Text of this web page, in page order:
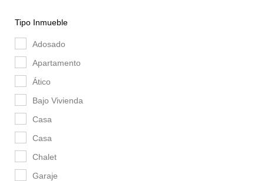
Tipo Inmueble
Adosado
Apartamento
Ático
Bajo Vivienda
Casa
Casa
Chalet
Garaje